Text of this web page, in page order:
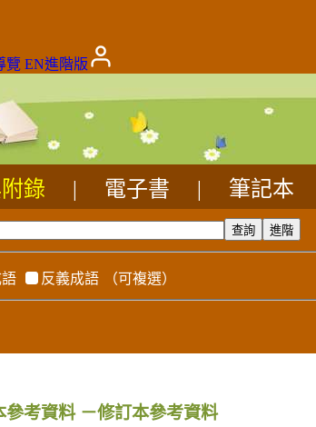
覽 EN進階版
錄 電子書 筆記本
反義成語 （可複選）
參考資料 －修訂本參考資料